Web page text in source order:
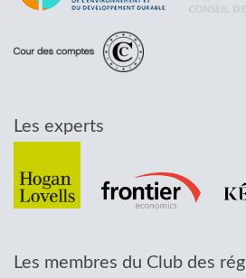
Les experts
Les membres du Club des